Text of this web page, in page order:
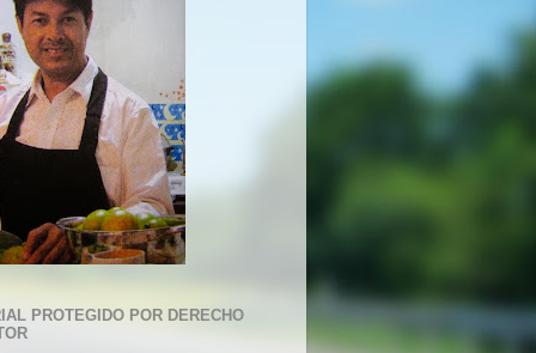
PROTEGIDO POR DERECHO